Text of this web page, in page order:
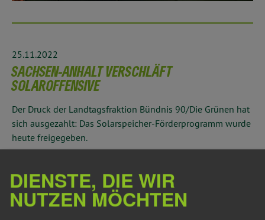
25.11.2022
SACHSEN-ANHALT VERSCHLÄFT
SOLAROFFENSIVE
Der Druck der Landtagsfraktion Bündnis 90/Die Grünen hat
sich ausgezahlt: Das Solarspeicher-Förderprogramm wurde
heute freigegeben.
grünen Landtagsfraktion: „Acht Monate nach Beschluss des
Haushalts 2022 hat Finanzminister Michael Richter endlich
seine Blockade aufgegeben. Das ist viel zu spät. Sachsen-
DIENSTE, DIE WIR
NUTZEN MÖCHTEN